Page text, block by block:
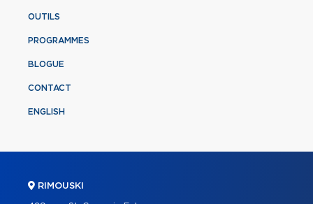
OUTILS
PROGRAMMES
BLOGUE
CONTACT
ENGLISH
RIMOUSKI